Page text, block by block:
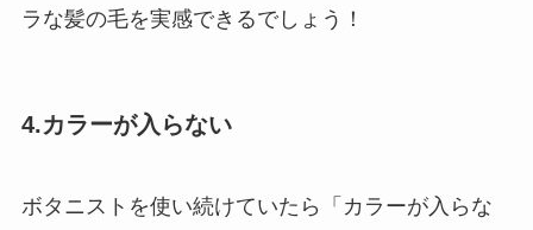
ラな髪の毛を実感できるでしょう！
4.カラーが入らない
ボタニストを使い続けていたら「カラーが入らな